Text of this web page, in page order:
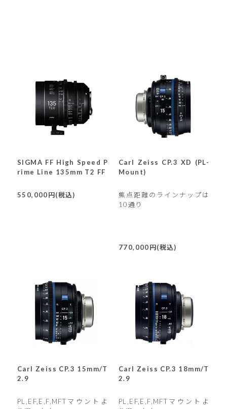
SIGMA FF High Speed P
rime Line 135mm T2 FF
550,000円(税込)
Carl Zeiss CP.3 XD (PL-
Mount)
焦点距離のラインナップは
10通り
770,000円(税込)
Carl Zeiss CP.3 15mm/T
2.9
PL,EF,E,F,MFTマウントよ
Carl Zeiss CP.3 18mm/T
2.9
PL,EF,E,F,MFTマウントよ